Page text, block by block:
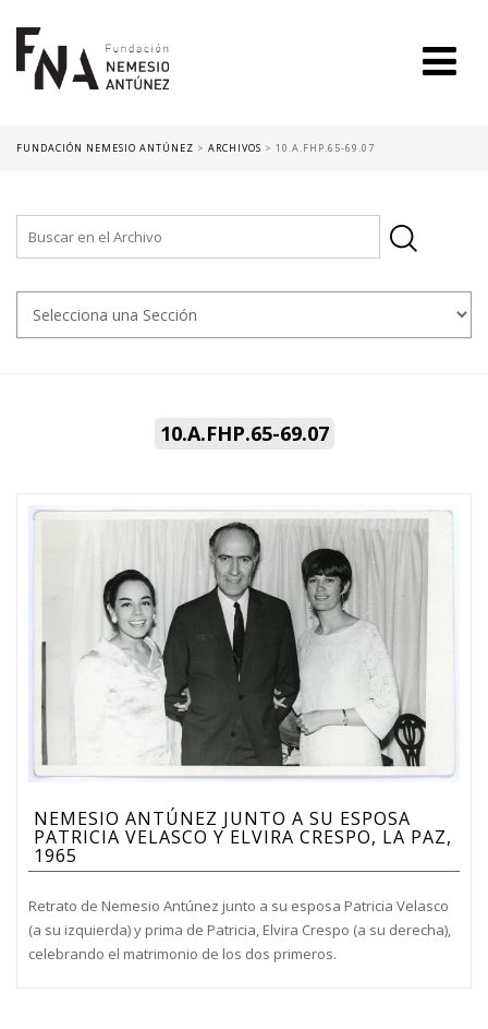
FUNDACIÓN NEMESIO ANTÚNEZ > ARCHIVOS > 10.A.FHP.65-69.07
10.A.FHP.65-69.07
NEMESIO ANTÚNEZ JUNTO A SU ESPOSA
PATRICIA VELASCO Y ELVIRA CRESPO, LA PAZ,
1965
Retrato de Nemesio Antúnez junto a su esposa Patricia Velasco
(a su izquierda) y prima de Patricia, Elvira Crespo (a su derecha),
celebrando el matrimonio de los dos primeros.